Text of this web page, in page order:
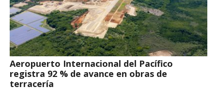
Aeropuerto Internacional del Pacífico
registra 92 % de avance en obras de
terracería